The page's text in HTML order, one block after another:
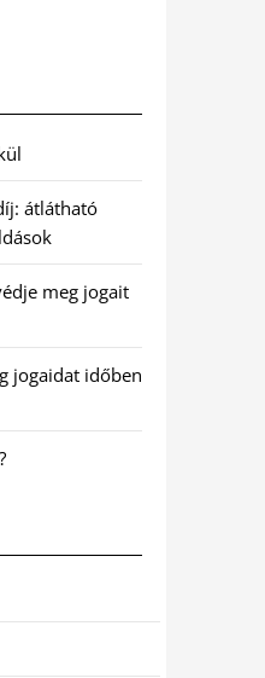
átlátható
meg jogait
jogaidat időben